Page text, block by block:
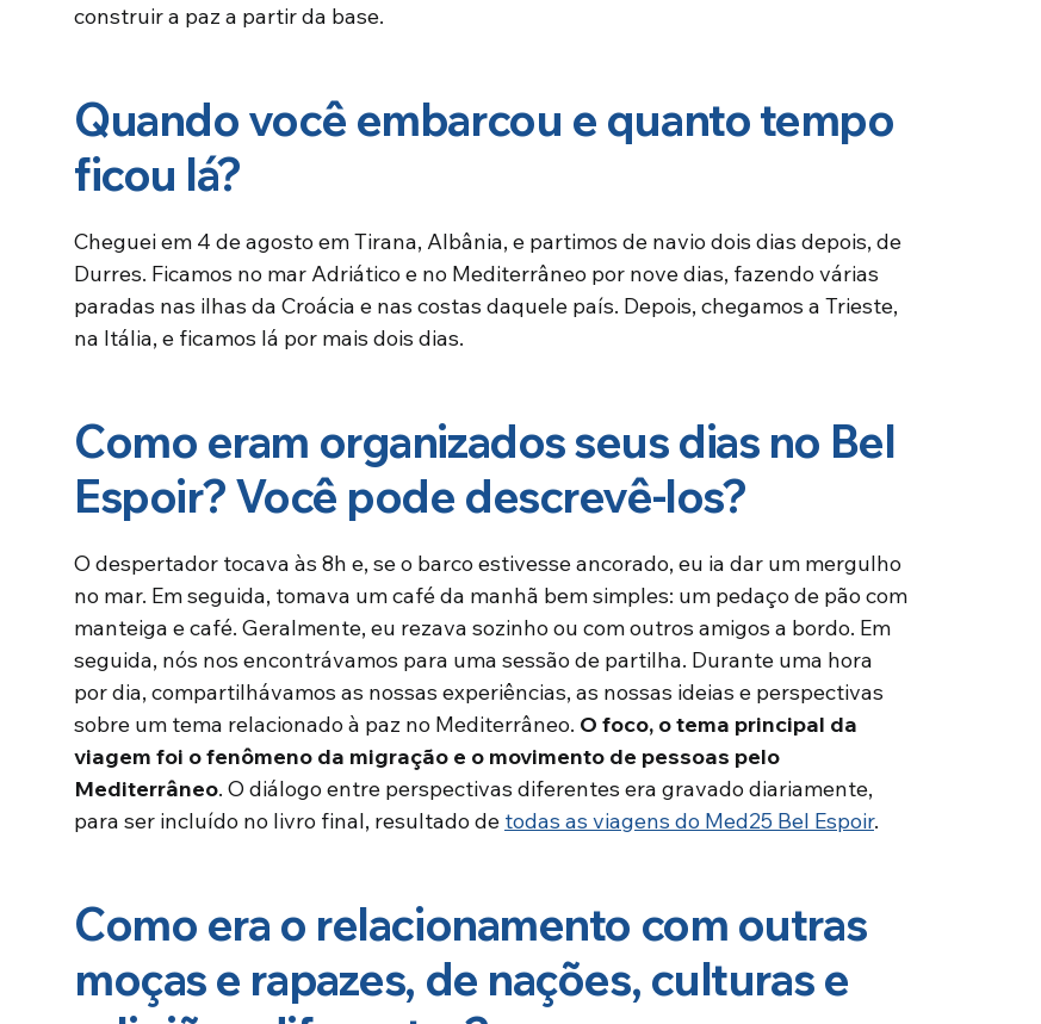
construir a paz a partir da base.
Quando você embarcou e quanto tempo
ficou lá?
Cheguei em 4 de agosto em Tirana, Albânia, e partimos de navio dois dias depois, de
Durres. Ficamos no mar Adriático e no Mediterrâneo por nove dias, fazendo várias
paradas nas ilhas da Croácia e nas costas daquele país. Depois, chegamos a Trieste,
na Itália, e ficamos lá por mais dois dias.
Como eram organizados seus dias no Bel
Espoir? Você pode descrevê-los?
O despertador tocava às 8h e, se o barco estivesse ancorado, eu ia dar um mergulho
no mar. Em seguida, tomava um café da manhã bem simples: um pedaço de pão com
manteiga e café. Geralmente, eu rezava sozinho ou com outros amigos a bordo. Em
seguida, nós nos encontrávamos para uma sessão de partilha. Durante uma hora
por dia, compartilhávamos as nossas experiências, as nossas ideias e perspectivas
sobre um tema relacionado à paz no Mediterrâneo. O foco, o tema principal da
viagem foi o fenômeno da migração e o movimento de pessoas pelo
Mediterrâneo. O diálogo entre perspectivas diferentes era gravado diariamente,
para ser incluído no livro final, resultado de todas as viagens do Med25 Bel Espoir.
Como era o relacionamento com outras
moças e rapazes, de nações, culturas e